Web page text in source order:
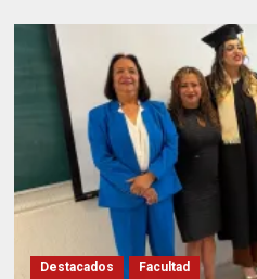
Destacados Facultad